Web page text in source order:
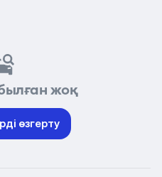
жоқ
өзгерту